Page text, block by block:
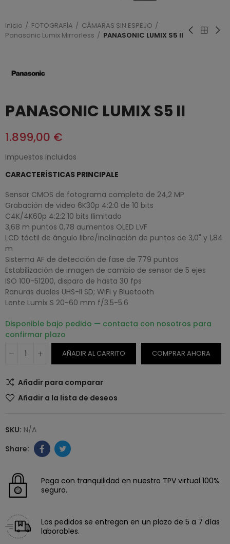
Inicio FOTOGRAFÍA
CÁMARAS SIN ESPEJO
Panasonic Lumix Mirrorless
PANASONIC LUMIX S5 II
PANASONIC LUMIX S5 II
1.899,00 €
Impuestos incluidos
CARACTERÍSTICAS PRINCIPALE
Sensor CMOS de fotograma completo de 24,2 MP
Grabación de video 6K30p 4:2:0 de 10 bits
C4K/4K60p 4:2:2 10 bits Ilimitado
3,68 m puntos 0,78 aumentos OLED LVF
LCD táctil de ángulo libre/inclinación de puntos de 3,0" y 1,84
m
Sistema AF de detección de fase de 779 puntos
Estabilización de imagen de cambio de sensor de 5 ejes
ISO 100-51200, disparo de hasta 30 fps
Ranuras duales UHS-II SD; WiFi y Bluetooth
Lente Lumix S 20-60 mm f/3.5-5.6
Disponible bajo pedido — contacta con nosotros para
confirmar plazo
AÑADIR AL CARRITO COMPRAR AHORA
Añadir para comparar
Añadir a la lista de deseos
SKU: N/A
Paga con tranquilidad en nuestro TPV virtual 100%
seguro.
Los pedidos se entregan en un plazo de 5 a 7 días
laborables.